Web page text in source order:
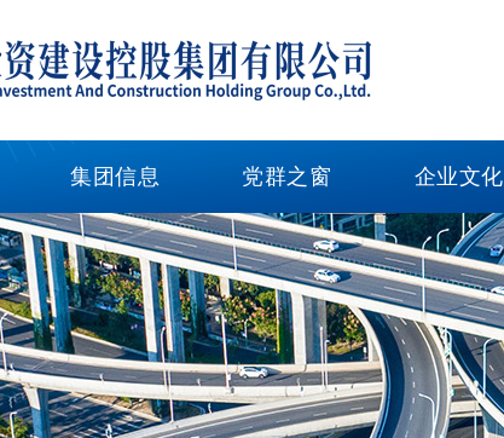
集团信息 党群之窗 企业文化